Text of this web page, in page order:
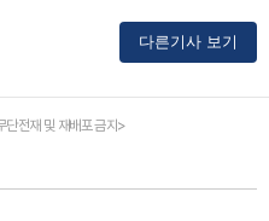
다른기사 보기
전재 및 재배포 금지>